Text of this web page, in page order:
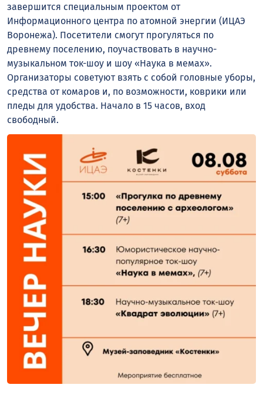
завершится специальным проектом от
Информационного центра по атомной энергии (ИЦАЭ
Воронежа). Посетители смогут прогуляться по
древнему поселению, поучаствовать в научно-
музыкальном ток-шоу и шоу «Наука в мемах».
Организаторы советуют взять с собой головные уборы,
средства от комаров и, по возможности, коврики или
пледы для удобства. Начало в 15 часов, вход
свободный.